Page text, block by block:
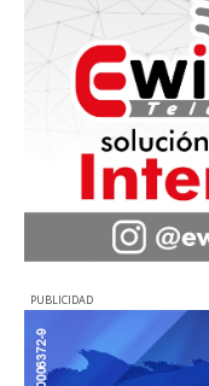
PUBLICIDAD